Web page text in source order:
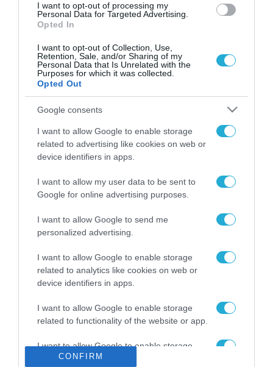
I want to opt-out of processing my
Personal Data for Targeted Advertising.
Opted In
I want to opt-out of Collection, Use,
Retention, Sale, and/or Sharing of my
Personal Data that Is Unrelated with the
Purposes for which it was collected.
Opted Out
Google consents
I want to allow Google to enable storage
related to advertising like cookies on web or
device identifiers in apps.
I want to allow my user data to be sent to
Google for online advertising purposes.
I want to allow Google to send me
personalized advertising.
I want to allow Google to enable storage
related to analytics like cookies on web or
device identifiers in apps.
I want to allow Google to enable storage
related to functionality of the website or app.
I want to allow Google to enable storage
related to personalization.
CONFIRM
ΡΟΗ ΕΙΔΗΣΕΩΝ
Το χρηματοδοτούμενο
από την ΕΕ έργο “The
Gaming Police”
ενισχύει την ασφάλεια
των παιδιών στο
31.07.2026
ΑΑΔΕ: Διευκρινίσεις
για τα πρόστιμα σε
παραβάσεις που
31.07.2026
Τεχνητή Νοημοσύνη
δεν είναι απλώς μια
νέα τεχνολογία, είναι
επανάσταση»
31.07.2026
Νέος οδηγός του ΕΚΤ
για τη χρηματοδότηση
των ελληνικών
επιχειρήσεων στον
χώρο της άμυνας